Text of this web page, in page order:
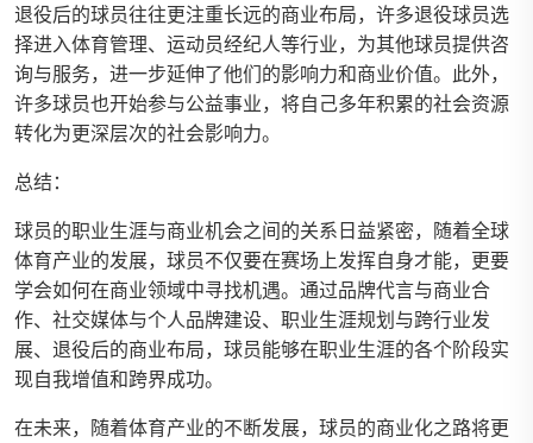
退役后的球员往往更注重长远的商业布局，许多退役球员选
择进入体育管理、运动员经纪人等行业，为其他球员提供咨
询与服务，进一步延伸了他们的影响力和商业价值。此外，
许多球员也开始参与公益事业，将自己多年积累的社会资源
转化为更深层次的社会影响力。
总结：
球员的职业生涯与商业机会之间的关系日益紧密，随着全球
体育产业的发展，球员不仅要在赛场上发挥自身才能，更要
学会如何在商业领域中寻找机遇。通过品牌代言与商业合
作、社交媒体与个人品牌建设、职业生涯规划与跨行业发
展、退役后的商业布局，球员能够在职业生涯的各个阶段实
现自我增值和跨界成功。
在未来，随着体育产业的不断发展，球员的商业化之路将更